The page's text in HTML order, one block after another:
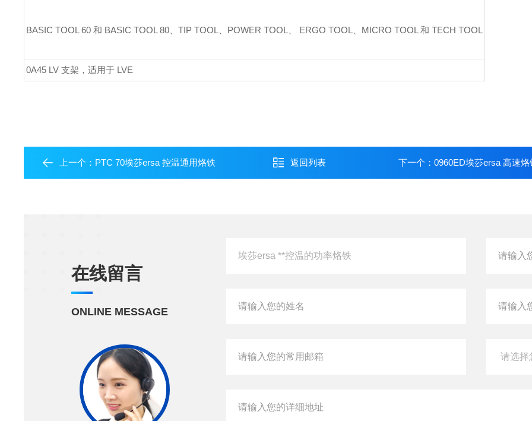
BASIC TOOL 60 和 BASIC TOOL 80、TIP TOOL、POWER TOOL、 ERGO TOOL、MICRO TOOL 和 TECH TOOL
0A45 LV 支架，适用于 LVE
上一个： PTC 70埃莎ersa 控温通用烙铁 返回列表 下一个： 0960ED埃莎ersa 高速烙
在线留言
ONLINE MESSAGE